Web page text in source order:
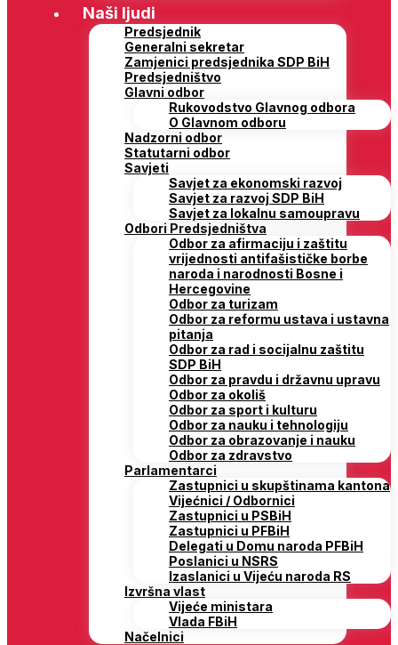
Naši ljudi
Predsjednik
Generalni sekretar
Zamjenici predsjednika SDP BiH
Predsjedništvo
Glavni odbor
Rukovodstvo Glavnog odbora
O Glavnom odboru
Nadzorni odbor
Statutarni odbor
Savjeti
Savjet za ekonomski razvoj
Savjet za razvoj SDP BiH
Savjet za lokalnu samoupravu
Odbori Predsjedništva
Odbor za afirmaciju i zaštitu
vrijednosti antifašističke borbe
naroda i narodnosti Bosne i
Hercegovine
Odbor za turizam
Odbor za reformu ustava i ustavna
pitanja
Odbor za rad i socijalnu zaštitu
SDP BiH
Odbor za pravdu i državnu upravu
Odbor za okoliš
Odbor za sport i kulturu
Odbor za nauku i tehnologiju
Odbor za obrazovanje i nauku
Odbor za zdravstvo
Parlamentarci
Zastupnici u skupštinama kantona
Vijećnici / Odbornici
Zastupnici u PSBiH
Zastupnici u PFBiH
Delegati u Domu naroda PFBiH
Poslanici u NSRS
Izaslanici u Vijeću naroda RS
Izvršna vlast
Vijeće ministara
Vlada FBiH
Načelnici